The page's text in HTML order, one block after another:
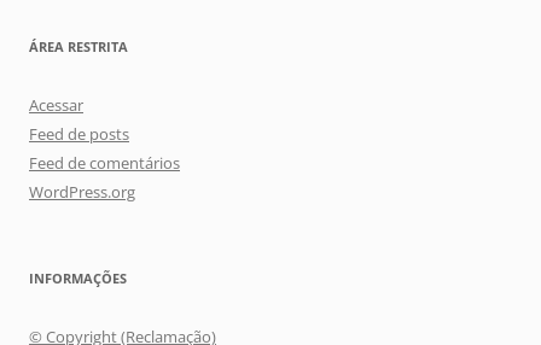
ÁREA RESTRITA
Acessar
Feed de posts
Feed de comentários
WordPress.org
INFORMAÇÕES
© Copyright (Reclamação)